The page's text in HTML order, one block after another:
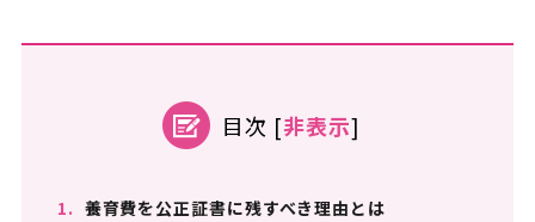
目次 [非表示]
1. 養育費を公正証書に残すべき理由とは